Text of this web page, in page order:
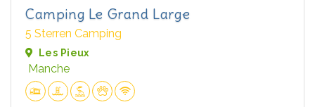
Camping Le Grand Large
5 Sterren Camping
Les Pieux
Manche